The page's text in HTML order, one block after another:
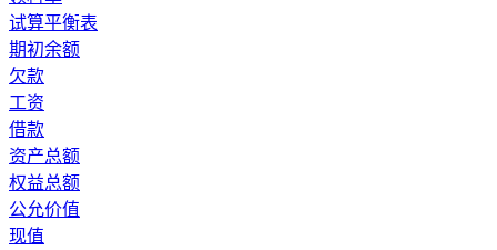
试算平衡表
期初余额
欠款
工资
借款
资产总额
权益总额
公允价值
现值